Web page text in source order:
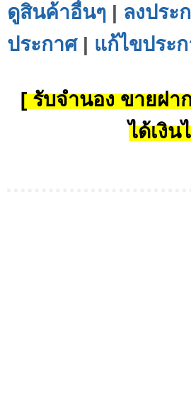
ดูสินค้าอื่นๆ | ลงประ
ประกาศ| แก้ไขประ
[ รับจำนอง ขายฝา
ได้เงิ